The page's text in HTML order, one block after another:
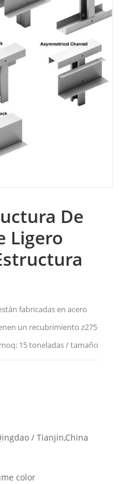
De
Ligero
fabricadas en acero
un recubrimiento z275
15 toneladas / tamaño
/ Tianjin,China
color